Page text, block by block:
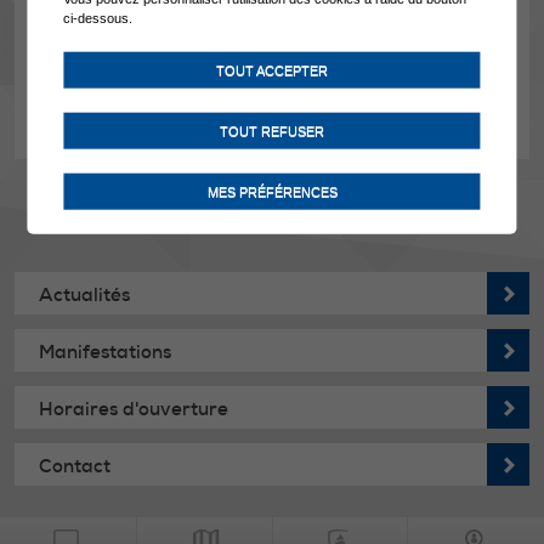
Plans d'aménagement de la salle
Banquet
Actualités
Manifestations
Horaires d'ouverture
Contact
ci-dessous.
TOUT ACCEPTER
TOUT REFUSER
MES PRÉFÉRENCES